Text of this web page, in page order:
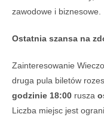
zawodowe i biznesowe.
Ostatnia szansa na
Zainteresowanie
druga pula biletów
godzinie 18:00 rusza
Liczba miejsc jest